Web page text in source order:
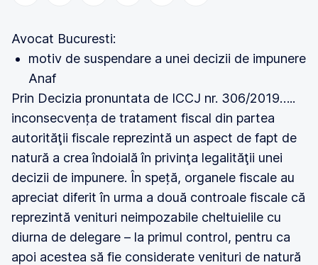
Avocat Bucuresti:
motiv de suspendare a unei decizii de impunere
Anaf
Prin Decizia pronuntata de ICCJ nr. 306/2019…..
inconsecvența de tratament fiscal din partea
autorităţii fiscale reprezintă un aspect de fapt de
natură a crea îndoială în privinţa legalităţii unei
decizii de impunere. În speță, organele fiscale au
apreciat diferit în urma a două controale fiscale că
reprezintă venituri neimpozabile cheltuielile cu
diurna de delegare – la primul control, pentru ca
apoi acestea să fie considerate venituri de natură